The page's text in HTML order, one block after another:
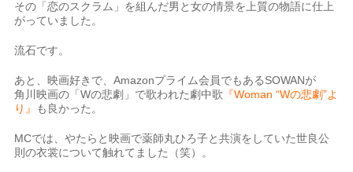
その「恋のスクラム」を組んだ男と女の情景を上質の物語に仕上
がっていました。
流石です。
あと、映画好きで、Amazonプライム会員でもあるSOWANが
角川映画の「Wの悲劇」で歌われた劇中歌 『Woman “Wの悲劇”よ
り』 も良かった。
MCでは、やたらと映画で薬師丸ひろ子と共演をしていた世良公
則の衣裳について触れてました（笑）。